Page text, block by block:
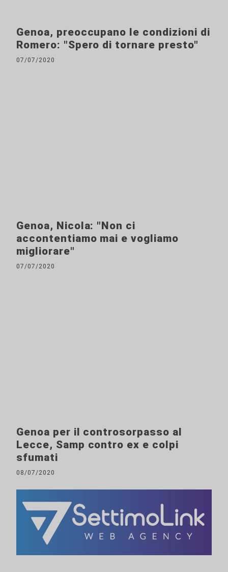
Genoa, preoccupano le condizioni di
Romero: "Spero di tornare presto"
07/07/2020
Genoa, Nicola: "Non ci
accontentiamo mai e vogliamo
migliorare"
07/07/2020
Genoa per il controsorpasso al
Lecce, Samp contro ex e colpi
sfumati
08/07/2020